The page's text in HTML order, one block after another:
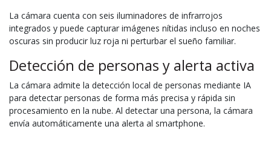
La cámara cuenta con seis iluminadores de infrarrojos
integrados y puede capturar imágenes nítidas incluso en noches
oscuras sin producir luz roja ni perturbar el sueño familiar.
Detección de personas y alerta activa
La cámara admite la detección local de personas mediante IA
para detectar personas de forma más precisa y rápida sin
procesamiento en la nube. Al detectar una persona, la cámara
envía automáticamente una alerta al smartphone.